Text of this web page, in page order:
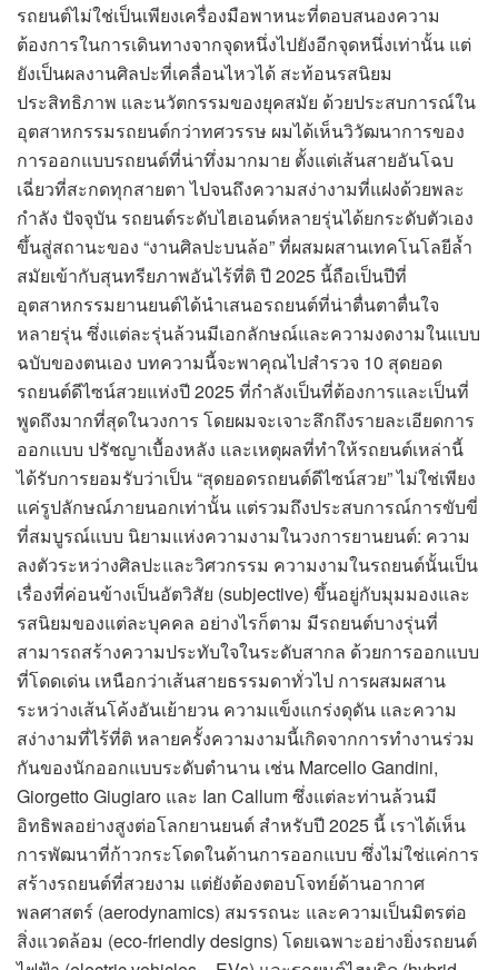
รถยนต์ไม่ใช่เป็นเพียงเครื่องมือพาหนะที่ตอบสนองความ
ต้องการในการเดินทางจากจุดหนึ่งไปยังอีกจุดหนึ่งเท่านั้น แต่
ยังเป็นผลงานศิลปะที่เคลื่อนไหวได้ สะท้อนรสนิยม
ประสิทธิภาพ และนวัตกรรมของยุคสมัย ด้วยประสบการณ์ใน
อุตสาหกรรมรถยนต์กว่าทศวรรษ ผมได้เห็นวิวัฒนาการของ
การออกแบบรถยนต์ที่น่าทึ่งมากมาย ตั้งแต่เส้นสายอันโฉบ
เฉี่ยวที่สะกดทุกสายตา ไปจนถึงความสง่างามที่แฝงด้วยพละ
กำลัง ปัจจุบัน รถยนต์ระดับไฮเอนด์หลายรุ่นได้ยกระดับตัวเอง
ขึ้นสู่สถานะของ “งานศิลปะบนล้อ” ที่ผสมผสานเทคโนโลยีล้ำ
สมัยเข้ากับสุนทรียภาพอันไร้ที่ติ ปี 2025 นี้ถือเป็นปีที่
อุตสาหกรรมยานยนต์ได้นำเสนอรถยนต์ที่น่าตื่นตาตื่นใจ
หลายรุ่น ซึ่งแต่ละรุ่นล้วนมีเอกลักษณ์และความงดงามในแบบ
ฉบับของตนเอง บทความนี้จะพาคุณไปสำรวจ 10 สุดยอด
รถยนต์ดีไซน์สวยแห่งปี 2025 ที่กำลังเป็นที่ต้องการและเป็นที่
พูดถึงมากที่สุดในวงการ โดยผมจะเจาะลึกถึงรายละเอียดการ
ออกแบบ ปรัชญาเบื้องหลัง และเหตุผลที่ทำให้รถยนต์เหล่านี้
ได้รับการยอมรับว่าเป็น “สุดยอดรถยนต์ดีไซน์สวย” ไม่ใช่เพียง
แค่รูปลักษณ์ภายนอกเท่านั้น แต่รวมถึงประสบการณ์การขับขี่
ที่สมบูรณ์แบบ นิยามแห่งความงามในวงการยานยนต์: ความ
ลงตัวระหว่างศิลปะและวิศวกรรม ความงามในรถยนต์นั้นเป็น
เรื่องที่ค่อนข้างเป็นอัตวิสัย (subjective) ขึ้นอยู่กับมุมมองและ
รสนิยมของแต่ละบุคคล อย่างไรก็ตาม มีรถยนต์บางรุ่นที่
สามารถสร้างความประทับใจในระดับสากล ด้วยการออกแบบ
ที่โดดเด่น เหนือกว่าเส้นสายธรรมดาทั่วไป การผสมผสาน
ระหว่างเส้นโค้งอันเย้ายวน ความแข็งแกร่งดุดัน และความ
สง่างามที่ไร้ที่ติ หลายครั้งความงามนี้เกิดจากการทำงานร่วม
กันของนักออกแบบระดับตำนาน เช่น Marcello Gandini,
Giorgetto Giugiaro และ Ian Callum ซึ่งแต่ละท่านล้วนมี
อิทธิพลอย่างสูงต่อโลกยานยนต์ สำหรับปี 2025 นี้ เราได้เห็น
การพัฒนาที่ก้าวกระโดดในด้านการออกแบบ ซึ่งไม่ใช่แค่การ
สร้างรถยนต์ที่สวยงาม แต่ยังต้องตอบโจทย์ด้านอากาศ
พลศาสตร์ (aerodynamics) สมรรถนะ และความเป็นมิตรต่อ
สิ่งแวดล้อม (eco-friendly designs) โดยเฉพาะอย่างยิ่งรถยนต์